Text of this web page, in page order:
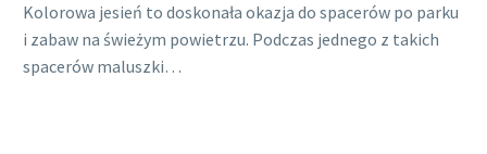
Kolorowa jesień to doskonała okazja do spacerów po parku
i zabaw na świeżym powietrzu. Podczas jednego z takich
spacerów maluszki…